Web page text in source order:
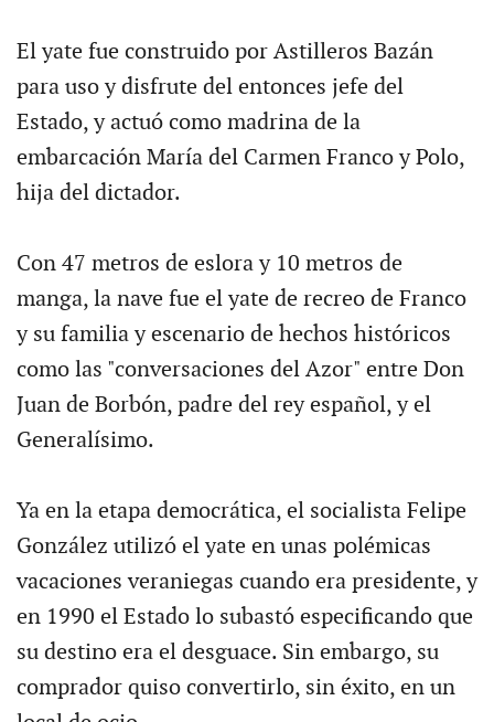
El yate fue construido por Astilleros Bazán
para uso y disfrute del entonces jefe del
Estado, y actuó como madrina de la
embarcación María del Carmen Franco y Polo,
hija del dictador.
Con 47 metros de eslora y 10 metros de
manga, la nave fue el yate de recreo de Franco
y su familia y escenario de hechos históricos
como las "conversaciones del Azor" entre Don
Juan de Borbón, padre del rey español, y el
Generalísimo.
Ya en la etapa democrática, el socialista Felipe
González utilizó el yate en unas polémicas
vacaciones veraniegas cuando era presidente, y
en 1990 el Estado lo subastó especificando que
su destino era el desguace. Sin embargo, su
comprador quiso convertirlo, sin éxito, en un